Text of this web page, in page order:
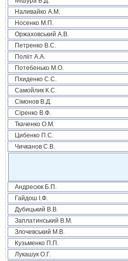
Наливайко А.М.
Носенко М.П.
Оржаховський А.В.
Петренко В.С.
Полііт А.А.
Потебенько М.О.
Пхиденко С.С.
Самойлик К.С.
Сімонов В.Д.
Сіренко В.Ф.
Ткаченко О.М.
Цибенко П.С.
Чичканов С.В.
Андресюк Б.П.
Гайдош І.Ф.
Дубицький В.В.
Заплатинський В.М.
Злочевський М.В.
Кузьменко П.П.
Лукашук О.Г.